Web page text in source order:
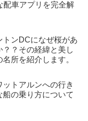
配車アプリを完全解
トンDCになぜ桜があ
？？その経緯と美し
所を紹介します。
ットアルンへの行き
の乗り方について